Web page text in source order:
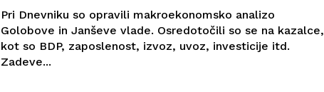
Pri Dnevniku so opravili makroekonomsko analizo
Golobove in Janševe vlade. Osredotočili so se na kazalce,
kot so BDP, zaposlenost, izvoz, uvoz, investicije itd.
Zadeve...